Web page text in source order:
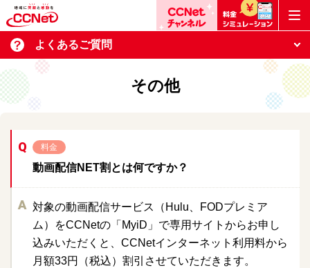
よくあるご質問
その他
料金
動画配信NET割とは何ですか？
対象の動画配信サービス（Hulu、FODプレミア
ム）をCCNetの「MyiD」で専用サイトからお申し
込みいただくと、CCNetインターネット利用料から
月額33円（税込）割引させていただきます。